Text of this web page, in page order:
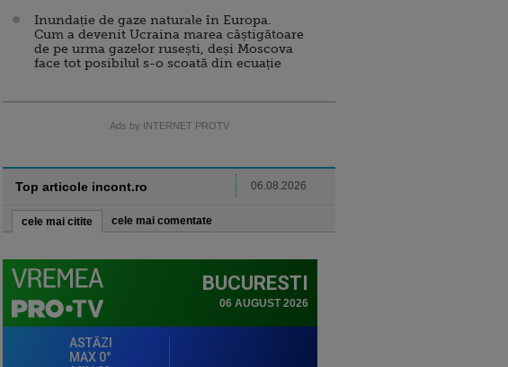
Inundație de gaze naturale în Europa.
Cum a devenit Ucraina marea câștigătoare
de pe urma gazelor rusești, deși Moscova
face tot posibilul s-o scoată din ecuație
Ads by INTERNET PROTV
Top articole incont.ro 06.08.2026
cele mai citite cele mai comentate